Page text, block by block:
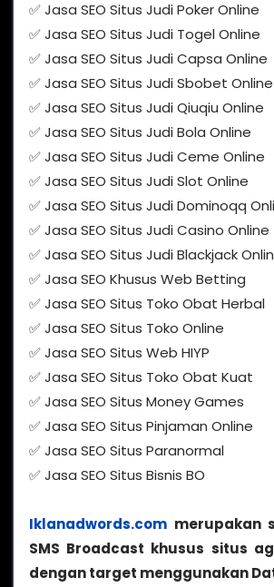
✅ Jasa SEO Situs Judi Poker Online
✅ Jasa SEO Situs Judi Togel Online
✅ Jasa SEO Situs Judi Capsa Online
✅ Jasa SEO Situs Judi Sbobet Online
✅ Jasa SEO Situs Judi Qiuqiu Online
✅ Jasa SEO Situs Judi Bola Online
✅ Jasa SEO Situs Judi Ceme Online
✅ Jasa SEO Situs Judi Slot Online
✅ Jasa SEO Situs Judi Dominoqq
✅ Jasa SEO Situs Judi Casino Online
✅ Jasa SEO Situs Judi Blackjack
✅ Jasa SEO Khusus Web Betting
✅ Jasa SEO Situs Toko Obat Herbal
✅ Jasa SEO Situs Toko Online
✅ Jasa SEO Situs Web HIYP
✅ Jasa SEO Situs Toko Obat Kuat
✅ Jasa SEO Situs Money Games
✅ Jasa SEO Situs Pinjaman Online
✅ Jasa SEO Situs Paranormal
✅ Jasa SEO Situs Bisnis BO
Iklanadwords.com merupakan
SMS Broadcast khusus situs
dengan target menggunakan